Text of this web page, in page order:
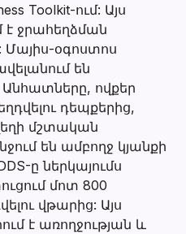
Toolkit-ում: Այս
է ջրահեղձման
օգոստոս
են
ովքեր
դեպքերից,
մշտական
են ամբողջ կյանքի
ը ներկայումս
մոտ 800
վթարից: Այս
է առողջության և